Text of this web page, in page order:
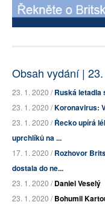
Obsah vydání |
23. 1. 2020 /Ruská letadla
23. 1. 2020 /Koronavirus:
23. 1. 2020 /Řecko upírá
uprchlíků na ...
17. 1. 2020 /Rozhovor
dostala do ne...
23. 1. 2020 /Daniel Veselý
23. 1. 2020 /Bohumil